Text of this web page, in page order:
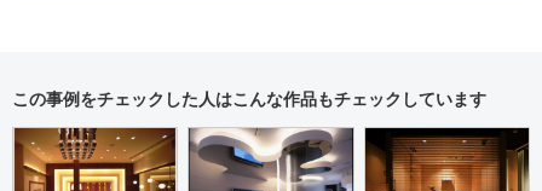
この事例をチェックした人はこんな作品もチェックしています